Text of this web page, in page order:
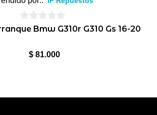
0
Bmw G310r G310 Gs 16-20
$ 81.000